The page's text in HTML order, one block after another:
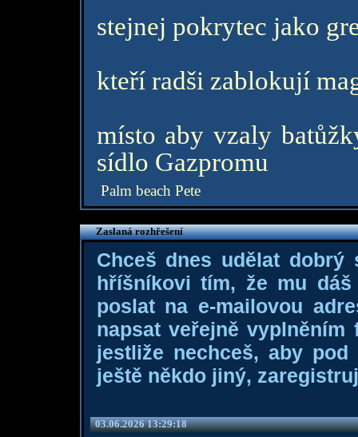
stejnej pokrytec jako
kteří radši zablokují
místo aby vzaly
sídlo Gazpromu
Palm beach Pete
Zaslaná rozhřešení
Chceš dnes udělat dobrý
hříšníkovi tím, že mu
poslat na e-mailovou
napsat veřejně
jestliže nechceš, aby
ještě někdo jiný,
03.06.2026 13:29:18